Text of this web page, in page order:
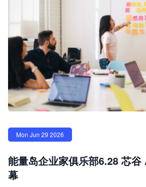
Mon Jun 29 2026
能量岛企业家俱乐部6.28 芯
幕